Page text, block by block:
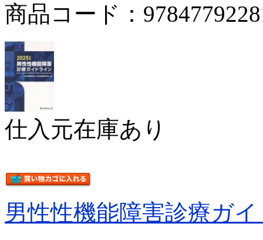
商品コード：
仕入元在庫あり
男性性機能障害診療ガ